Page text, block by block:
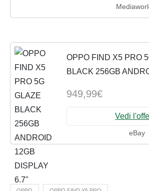
OPPO FIND X5 PRO
BLACK 256GB
949,99€
Vedi
eBay